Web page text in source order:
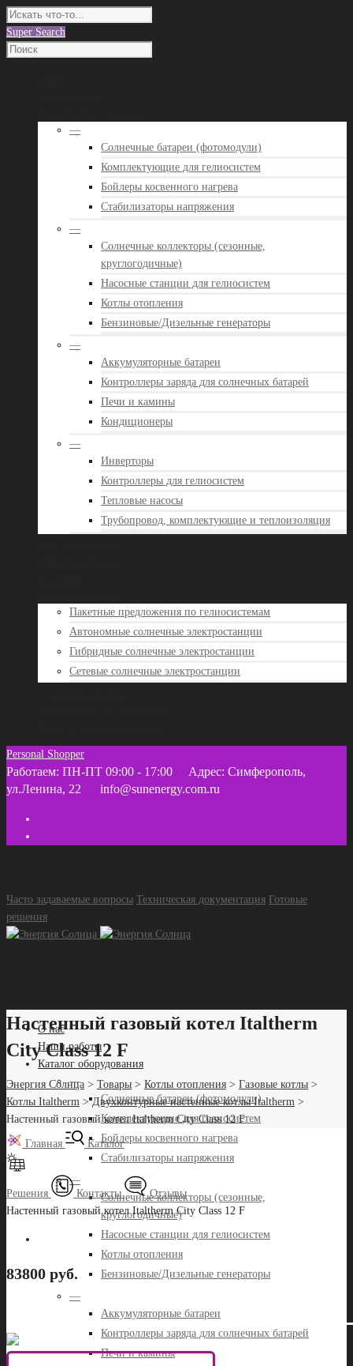
Super Search
—
Солнечные батареи (фотомодули)
Комплектующие для гелиосистем
Бойлеры косвенного нагрева
Стабилизаторы напряжения
—
Солнечные коллекторы (сезонные,
круглогодичные)
Насосные станции для гелиосистем
Котлы отопления
Бензиновые/Дизельные генераторы
—
Аккумуляторные батареи
Контроллеры заряда для солнечных батарей
Печи и камины
Кондиционеры
—
Инверторы
Контроллеры для гелиосистем
Тепловые насосы
Трубопровод, комплектующие и теплоизоляция
Пакетные предложения по гелиосистемам
Автономные солнечные электростанции
Гибридные солнечные электростанции
Сетевые солнечные электростанции
Personal Shopper
Работаем: ПН-ПТ 09:00 - 17:00
Адрес: Симферополь,
ул.Ленина, 22
info@sunenergy.com.ru
Часто задаваемые вопросы Техническая документация Готовые
решения
О нас
Наши работы
Каталог оборудования
—
Солнечные батареи (фотомодули)
Комплектующие для гелиосистем
Бойлеры косвенного нагрева
Стабилизаторы напряжения
—
Солнечные коллекторы (сезонные,
круглогодичные)
Насосные станции для гелиосистем
Котлы отопления
Бензиновые/Дизельные генераторы
—
Аккумуляторные батареи
Контроллеры заряда для солнечных батарей
Печи и камины
Настенный газовый котел Italtherm
City Class 12 F
Энергия Солнца > Товары > Котлы отопления > Газовые котлы >
Котлы Italtherm >Двухконтурные настенные котлы Italtherm >
Настенный газовый котел Italtherm City Class 12 F
Главная Каталог
Решения Контакты
Отзывы
Настенный газовый котел Italtherm City Class 12 F
83800 руб.